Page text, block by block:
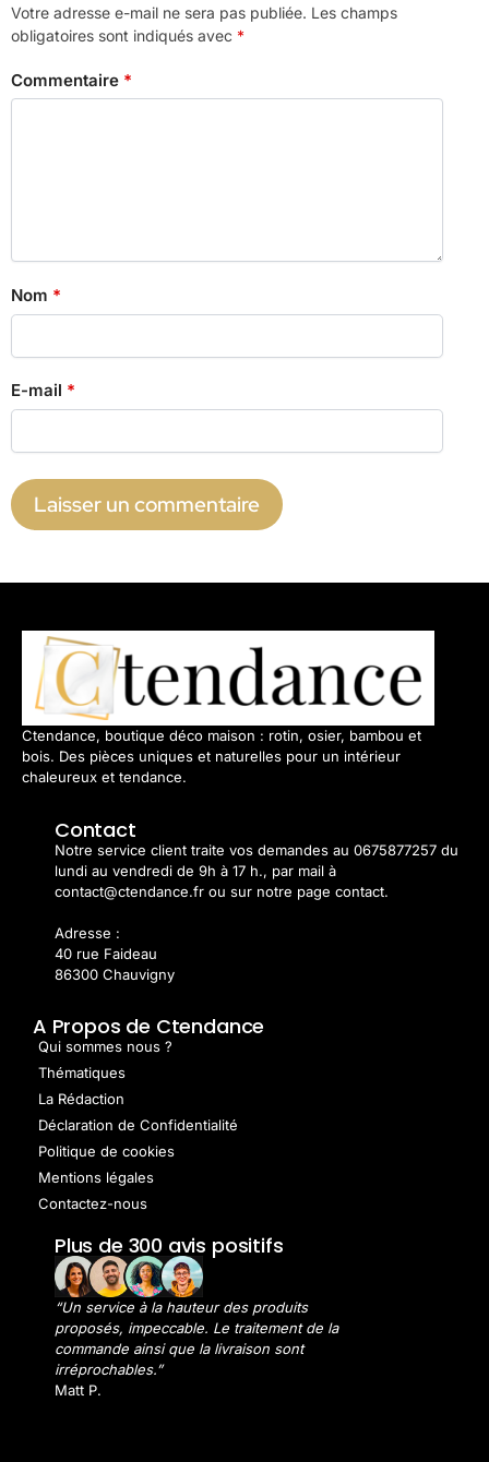
Votre adresse e-mail ne sera pas publiée. Les champs
obligatoires sont indiqués avec *
Commentaire *
Nom *
E-mail *
Ctendance, boutique déco maison : rotin, osier, bambou et
bois. Des pièces uniques et naturelles pour un intérieur
chaleureux et tendance.
Contact
Notre service client traite vos demandes au 0675877257 du
lundi au vendredi de 9h à 17 h., par mail à
contact@ctendance.fr ou sur notre page contact.
Adresse :
40 rue Faideau
86300 Chauvigny
A Propos de Ctendance
Qui sommes nous ?
Thématiques
La Rédaction
Déclaration de Confidentialité
Politique de cookies
Mentions légales
Contactez-nous
Plus de 300 avis positifs
“Un service à la hauteur des produits
proposés, impeccable. Le traitement de la
commande ainsi que la livraison sont
irréprochables.”
Matt P.